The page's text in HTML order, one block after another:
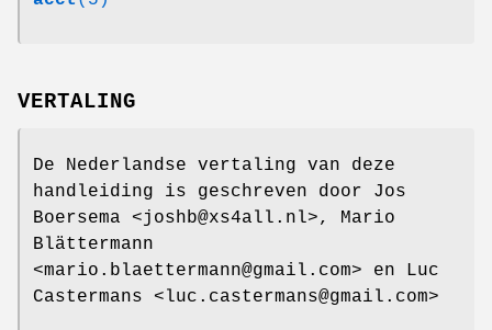
VERTALING
De Nederlandse vertaling van deze
handleiding is geschreven door Jos
Boersema <joshb@xs4all.nl>, Mario
Blättermann
<mario.blaettermann@gmail.com> en Luc
Castermans <luc.castermans@gmail.com>